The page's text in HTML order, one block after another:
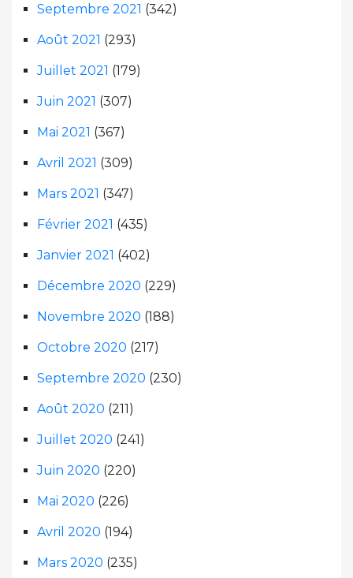
Septembre 2021 (342)
Août 2021 (293)
Juillet 2021 (179)
Juin 2021 (307)
Mai 2021 (367)
Avril 2021 (309)
Mars 2021 (347)
Février 2021 (435)
Janvier 2021 (402)
Décembre 2020 (229)
Novembre 2020 (188)
Octobre 2020 (217)
Septembre 2020 (230)
Août 2020 (211)
Juillet 2020 (241)
Juin 2020 (220)
Mai 2020 (226)
Avril 2020 (194)
Mars 2020 (235)